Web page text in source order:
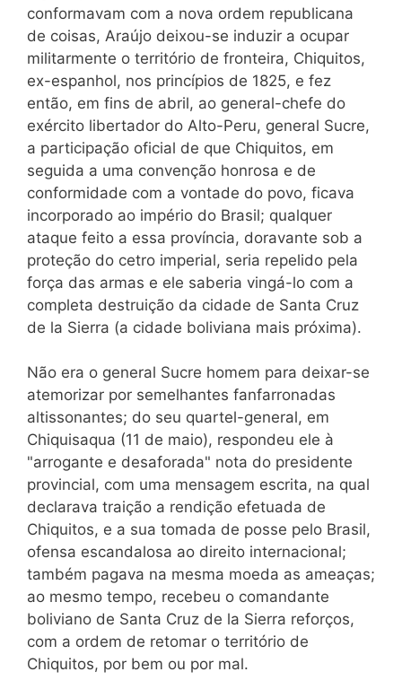
conformavam com a nova ordem republicana
de coisas, Araújo deixou-se induzir a ocupar
militarmente o território de fronteira, Chiquitos,
ex-espanhol, nos princípios de 1825, e fez
então, em fins de abril, ao general-chefe do
exército libertador do Alto-Peru, general Sucre,
a participação oficial de que Chiquitos, em
seguida a uma convenção honrosa e de
conformidade com a vontade do povo, ficava
incorporado ao império do Brasil; qualquer
ataque feito a essa província, doravante sob a
proteção do cetro imperial, seria repelido pela
força das armas e ele saberia vingá-lo com a
completa destruição da cidade de Santa Cruz
de la Sierra (a cidade boliviana mais próxima).
Não era o general Sucre homem para deixar-se
atemorizar por semelhantes fanfarronadas
altissonantes; do seu quartel-general, em
Chiquisaqua (11 de maio), respondeu ele à
"arrogante e desaforada" nota do presidente
provincial, com uma mensagem escrita, na qual
declarava traição a rendição efetuada de
Chiquitos, e a sua tomada de posse pelo Brasil,
ofensa escandalosa ao direito internacional;
também pagava na mesma moeda as ameaças;
ao mesmo tempo, recebeu o comandante
boliviano de Santa Cruz de la Sierra reforços,
com a ordem de retomar o território de
Chiquitos, por bem ou por mal.